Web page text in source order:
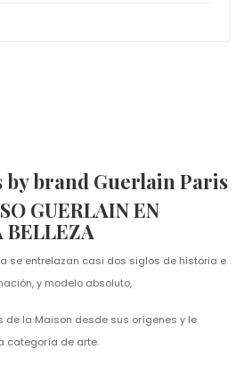
brand Guerlain Paris
GUERLAIN EN
BELLEZA
se entrelazan casi dos siglos de historia e
y modelo absoluto,
la Maison desde sus orígenes y le
categoría de arte.